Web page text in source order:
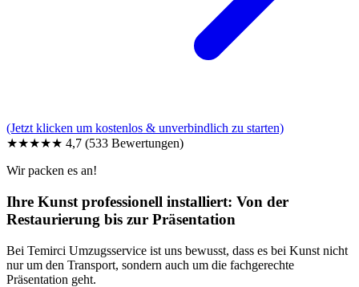
(Jetzt klicken um kostenlos & unverbindlich zu starten)
★★★★★ 4,7 (533 Bewertungen)
Wir packen es an!
Ihre Kunst professionell installiert: Von der
Restaurierung bis zur Präsentation
Bei Temirci Umzugsservice ist uns bewusst, dass es bei Kunst nicht
nur um den Transport, sondern auch um die fachgerechte
Präsentation geht.